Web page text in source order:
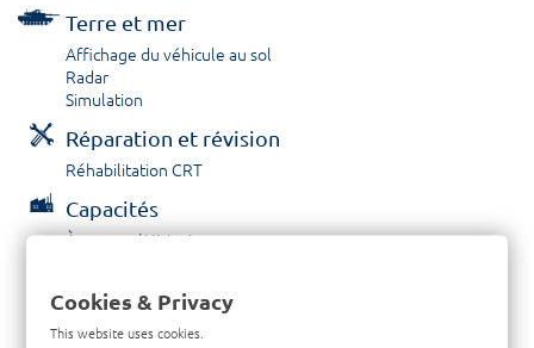
Terre et mer
Affichage du véhicule au sol
Radar
Simulation
Réparation et révision
Réhabilitation CRT
Capacités
À propos / Historique
Contactez nous
Cookies & Privacy
This website uses cookies.